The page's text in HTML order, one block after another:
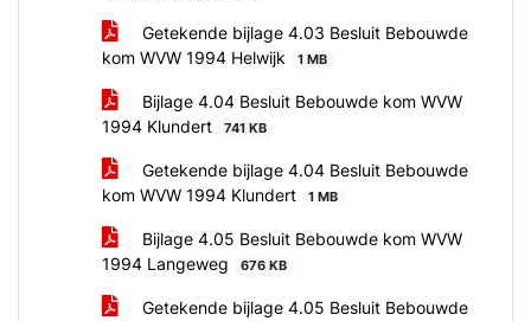
Getekende bijlage 4.03 Besluit Bebouwde
kom WVW 1994 Helwijk
1 MB
Bijlage 4.04 Besluit Bebouwde kom WVW
1994 Klundert
741 KB
Getekende bijlage 4.04 Besluit Bebouwde
kom WVW 1994 Klundert
1 MB
Bijlage 4.05 Besluit Bebouwde kom WVW
1994 Langeweg
676 KB
Getekende bijlage 4.05 Besluit Bebouwde